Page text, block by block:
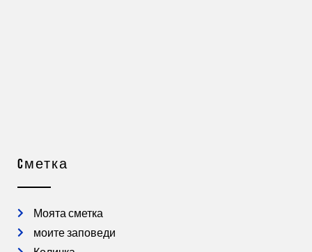
Cметка
Моята сметка
моите заповеди